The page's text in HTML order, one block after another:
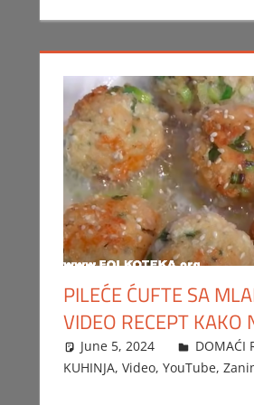
PILEĆE ĆUFTE SA
VIDEO RECEPT KAKO
June 5, 2024
DOMAĆI
KUHINJA, Video, YouTube,